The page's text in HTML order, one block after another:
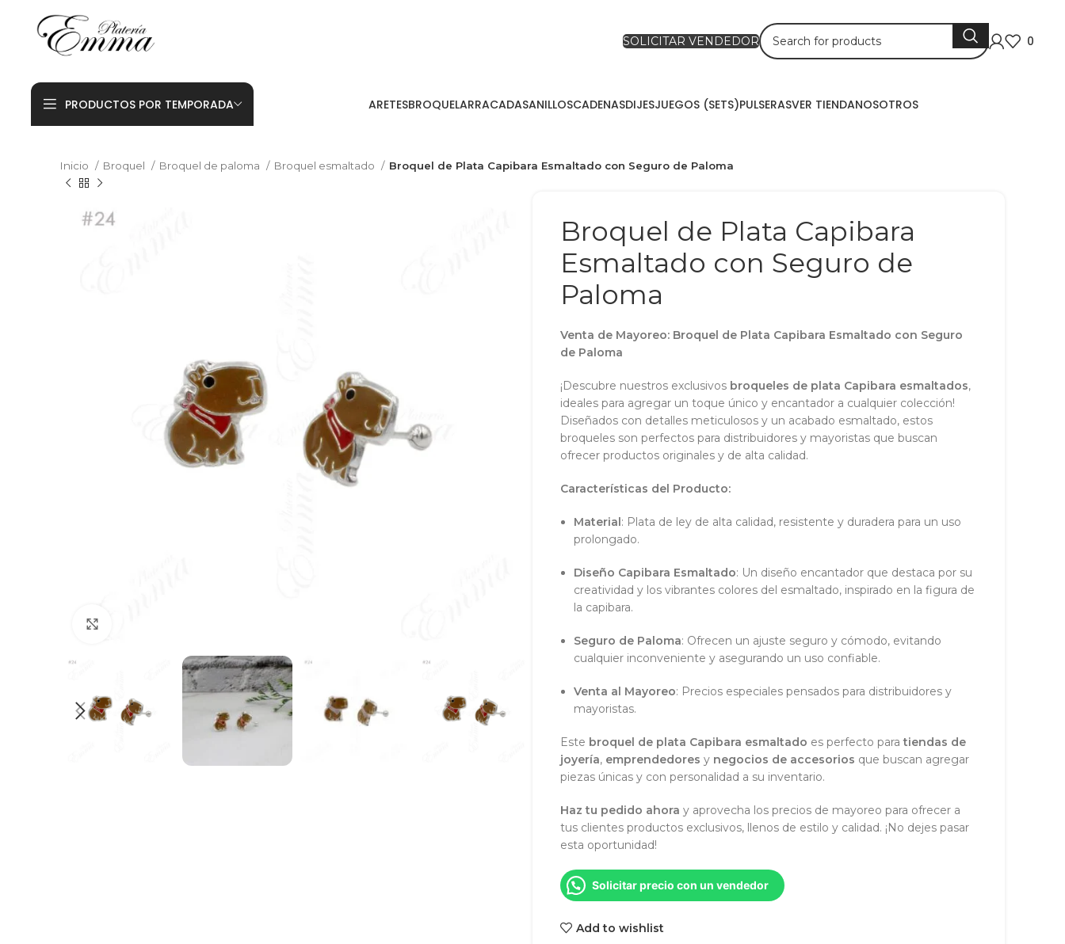
SOLICITAR VENDEDOR 0
PRODUCTOS POR TEMPORADA ARETESBROQUELARRACADASANILLOSCADENASDIJESJUEGOS (SETS)PULSERASVER TIENDANOSOTROS
Inicio Broquel Broquel de paloma Broquel esmaltado Broquel de Plata Capibara Esmaltado con Seguro de Paloma
Broquel de Plata Capibara
Esmaltado con Seguro de
Paloma
Venta de Mayoreo: Broquel de Plata Capibara Esmaltado con Seguro
de Paloma
¡Descubre nuestros exclusivos broqueles de plata Capibara esmaltados,
ideales para agregar un toque único y encantador a cualquier colección!
Diseñados con detalles meticulosos y un acabado esmaltado, estos
broqueles son perfectos para distribuidores y mayoristas que buscan
ofrecer productos originales y de alta calidad.
Características del Producto:
Material: Plata de ley de alta calidad, resistente y duradera para un uso
prolongado.
Diseño Capibara Esmaltado: Un diseño encantador que destaca por su
creatividad y los vibrantes colores del esmaltado, inspirado en la figura de
la capibara.
Seguro de Paloma: Ofrecen un ajuste seguro y cómodo, evitando
cualquier inconveniente y asegurando un uso confiable.
Venta al Mayoreo: Precios especiales pensados para distribuidores y
mayoristas.
Este broquel de plata Capibara esmaltado es perfecto paratiendas de
joyería, emprendedores y negocios de accesorios que buscan agregar
piezas únicas y con personalidad a su inventario.
Haz tu pedido ahora y aprovecha los precios de mayoreo para ofrecer a
tus clientes productos exclusivos, llenos de estilo y calidad. ¡No dejes pasar
esta oportunidad!
Solicitar precio con un vendedor
Add to wishlist